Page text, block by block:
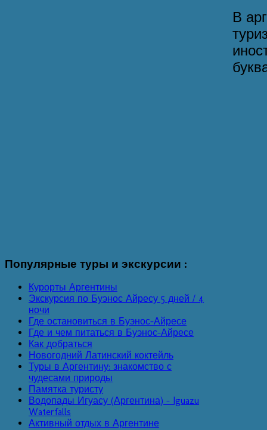
В
Популярные туры и экскурсии :
Курорты Аргентины
Экскурсия по Буэнос Айресу 5 дней / 4
ночи
Где остановиться в Буэнос-Айресе
Где и чем питаться в Буэнос-Айресе
Как добраться
Новогодний Латинский коктейль
Туры в Аргентину: знакомство с
чудесами природы
Памятка туристу
Водопады Игуасу (Аргентина) - Iguazu
Waterfalls
Активный отдых в Аргентине